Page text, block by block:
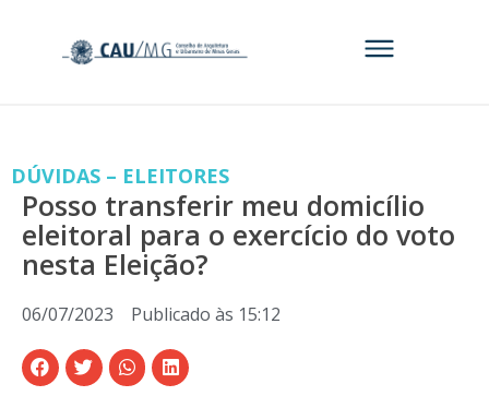
DÚVIDAS – ELEITORES
Posso transferir meu domicílio
eleitoral para o exercício do voto
nesta Eleição?
06/07/2023 Publicado às 15:12